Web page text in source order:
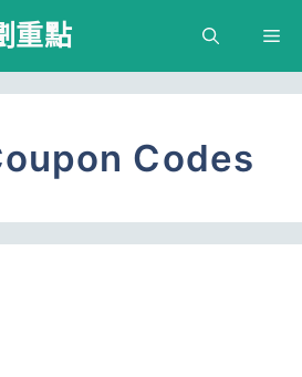
重點
Codes